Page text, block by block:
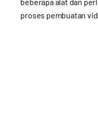
proses pembuatan